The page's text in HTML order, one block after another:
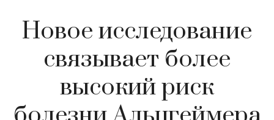
Новое исследование
связывает более
высокий риск